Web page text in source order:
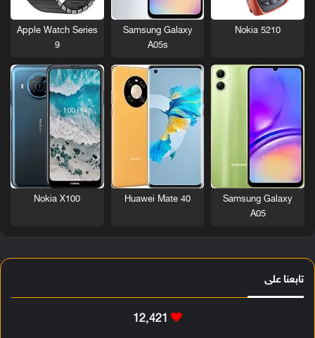
Nokia 5210
Samsung Galaxy
A05s
Apple Watch Series
9
Samsung Galaxy
A05
Huawei Mate 40
Nokia X100
تابعنا على
12٬421